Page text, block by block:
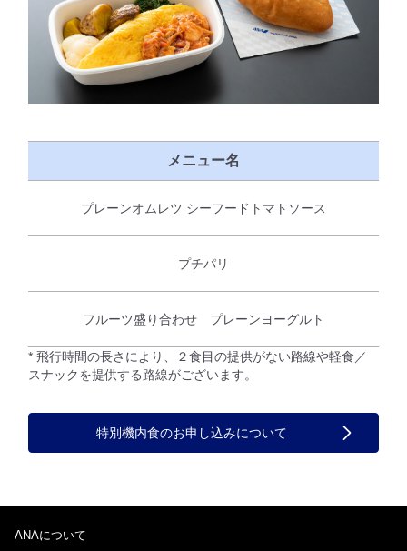
メニュー名
プレーンオムレツ シーフードトマトソース
プチパリ
フルーツ盛り合わせ プレーンヨーグルト
* 飛行時間の長さにより、２食目の提供がない路線や軽食／
スナックを提供する路線がございます。
特別機内食のお申し込みについて
ANAについて